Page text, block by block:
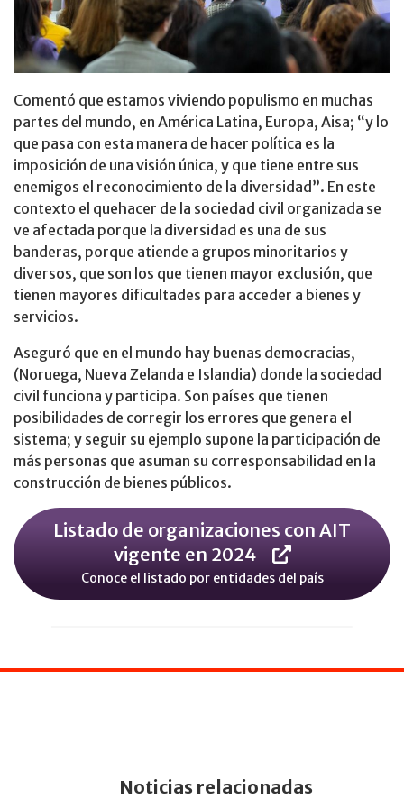
Comentó que estamos viviendo populismo en muchas
partes del mundo, en América Latina, Europa, Aisa; “y lo
que pasa con esta manera de hacer política es la
imposición de una visión única, y que tiene entre sus
enemigos el reconocimiento de la diversidad”. En este
contexto el quehacer de la sociedad civil organizada se
ve afectada porque la diversidad es una de sus
banderas, porque atiende a grupos minoritarios y
diversos, que son los que tienen mayor exclusión, que
tienen mayores dificultades para acceder a bienes y
servicios.
Aseguró que en el mundo hay buenas democracias,
(Noruega, Nueva Zelanda e Islandia) donde la sociedad
civil funciona y participa. Son países que tienen
posibilidades de corregir los errores que genera el
sistema; y seguir su ejemplo supone la participación de
más personas que asuman su corresponsabilidad en la
construcción de bienes públicos.
Listado de organizaciones con AIT
vigente en 2024
Conoce el listado por entidades del país
Noticias relacionadas